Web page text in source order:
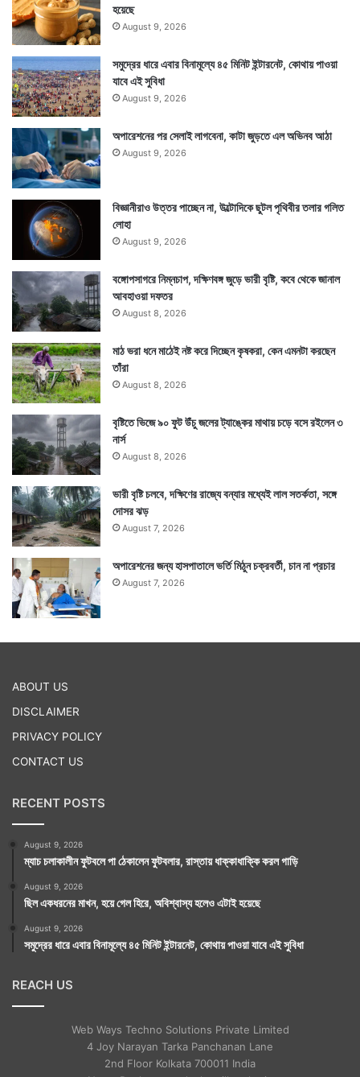
হয়েছে
August 9, 2026
সমুদ্রের ধারে এবার বিনামূল্যে ৪৫ মিনিট ইন্টারনেট, কোথায় পাওয়া
যাবে এই সুবিধা
August 9, 2026
অপারেশনের পর সেলাই লাগবেনা, কাটা জুড়তে এল অভিনব আঠা
August 9, 2026
বিজ্ঞানীরাও উত্তর পাচ্ছেন না, উল্টোদিকে ছুটল পৃথিবীর তলার গলিত
লোহা
August 9, 2026
বঙ্গোপসাগরে নিম্নচাপ, দক্ষিণবঙ্গ জুড়ে ভারী বৃষ্টি, কবে থেকে জানাল
আবহাওয়া দফতর
August 8, 2026
মাঠ ভরা ধনে মাঠেই নষ্ট করে দিচ্ছেন কৃষকরা, কেন এমনটা করছেন
তাঁরা
August 8, 2026
বৃষ্টিতে ভিজে ৯০ ফুট উঁচু জলের ট্যাঙ্কের মাথায় চড়ে বসে রইলেন ৩
নার্স
August 8, 2026
ভারী বৃষ্টি চলবে, দক্ষিণের রাজ্যে বন্যার মধ্যেই লাল সতর্কতা, সঙ্গে
দোসর ঝড়
August 7, 2026
অপারেশনের জন্য হাসপাতালে ভর্তি মিঠুন চক্রবর্তী, চান না প্রচার
August 7, 2026
ABOUT US
DISCLAIMER
PRIVACY POLICY
CONTACT US
RECENT POSTS
August 9, 2026
ম্যাচ চলাকালীন ফুটবলে পা ঠেকালেন ফুটবলার, রাস্তায় ধাক্কাধাক্কি করল গাড়ি
August 9, 2026
ছিল একধরনের মাখন, হয়ে গেল হিরে, অবিশ্বাস্য হলেও এটাই হয়েছে
August 9, 2026
সমুদ্রের ধারে এবার বিনামূল্যে ৪৫ মিনিট ইন্টারনেট, কোথায় পাওয়া যাবে এই সুবিধা
REACH US
Web Ways Techno Solutions Private Limited
4 Joy Narayan Tarka Panchanan Lane
2nd Floor Kolkata 700011 India